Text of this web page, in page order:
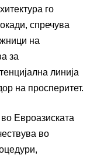
го
спречува
на
за
линија
на просперитет.
Евроазиската
во